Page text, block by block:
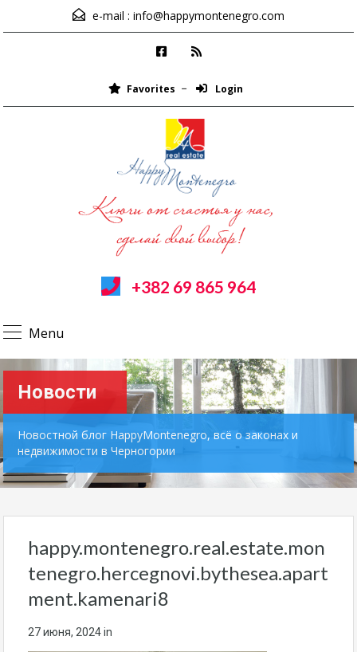
e-mail : info@happymontenegro.com
Favorites Login
+382 69 865 964
Menu
Новости
Новостной блог HappyMontenegro, всё о законах и
недвижимости в Черногории
happy.montenegro.real.estate.mon
tenegro.hercegnovi.bythesea.apart
ment.kamenari8
27 июня, 2024in